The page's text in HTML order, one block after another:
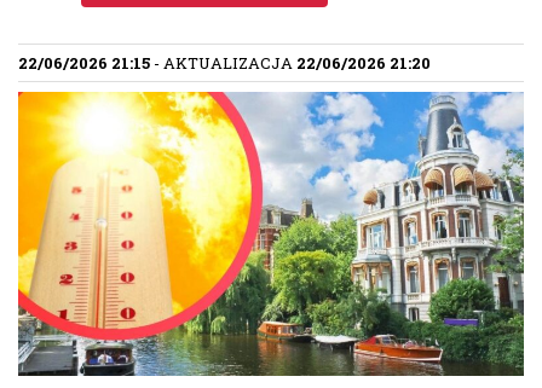
22/06/2026 21:15 - AKTUALIZACJA 22/06/2026 21:20